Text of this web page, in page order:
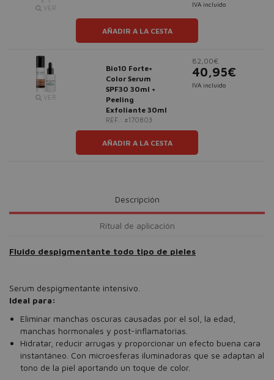
VER
IVA incluido
AÑADIR A LA CESTA
VER
Bio10 Forte+
Color Serum
SPF30 30ml +
Peeling
Exfoliante 30ml
REF.: #170803
82,00€
40,95€
IVA incluido
AÑADIR A LA CESTA
Descripción
Ritual de aplicación
Fluido despigmentante todo tipo de pieles
Serum despigmentante intensivo.
Ideal para:
Eliminar manchas oscuras causadas por el sol, la edad,
manchas hormonales y post-inflamatorias.
Hidratar, reducir arrugas y proporcionar un efecto buena cara
instantáneo. Con microesferas iluminadoras que se adaptan al
tono de la piel aportando un toque de color.